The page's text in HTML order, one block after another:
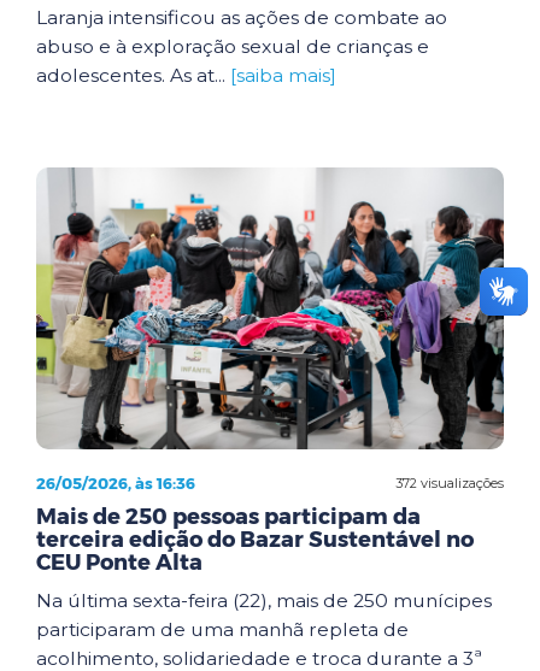
Laranja intensificou as ações de combate ao
abuso e à exploração sexual de crianças e
adolescentes. As at... [saiba mais]
372 visualizações
26/05/2026, às 16:36
Mais de 250 pessoas participam da
terceira edição do Bazar Sustentável no
CEU Ponte Alta
Na última sexta-feira (22), mais de 250 munícipes
participaram de uma manhã repleta de
acolhimento, solidariedade e troca durante a 3ª